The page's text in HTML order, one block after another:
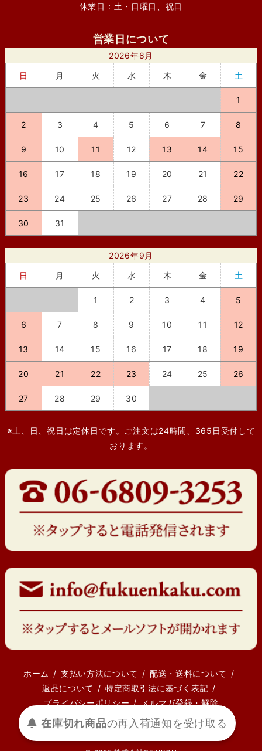
休業日：土・日曜日、祝日
営業日について
2026年8月
日
月 火 水 木 金 土
1
2 3 4 5 6 7 8
9 10 11 12 13 14 15
16 17 18 19 20 21 22
23 24 25 26 27 28 29
30 31
2026年9月
日
月 火 水 木 金 土
1 2 3 4 5
6 7 8 9 10 11 12
13 14 15 16 17 18 19
20 21 22 23 24 25 26
27 28 29 30
※土、日、祝日は定休日です。ご注文は24時間、365日受付して
おります。
ホーム 支払い方法について
配送・送料について
返品について
特定商取引法に基づく表記
プライバシーポリシー
メルマガ登録・解除
在庫切れ商品の再入荷通知を受け取る